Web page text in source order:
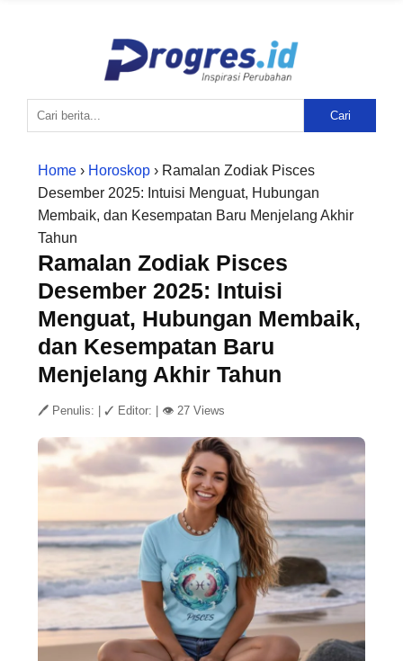
Cari
Home › Horoskop › Ramalan Zodiak Pisces
Desember 2025: Intuisi Menguat, Hubungan
Membaik, dan Kesempatan Baru Menjelang Akhir
Tahun
Ramalan Zodiak Pisces
Desember 2025: Intuisi
Menguat, Hubungan Membaik,
dan Kesempatan Baru
Menjelang Akhir Tahun
🖊 Penulis: ✓ Editor: 👁 27 Views